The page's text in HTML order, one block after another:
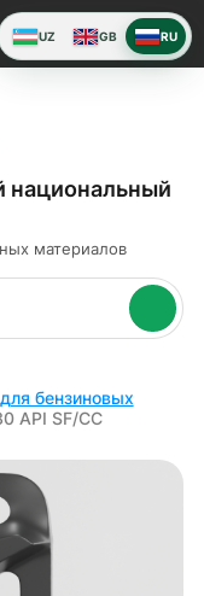
национальный
материалов
бензиновых
API SF/CC
UZ GB RU